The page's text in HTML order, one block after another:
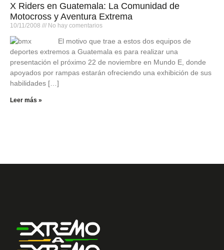
X Riders en Guatemala: La Comunidad de
Motocross y Aventura Extrema
10/11/2008 No hay comentarios
El motivo que trae a estos dos equipos de
deportes extremos a Guatemala es para realizar una
presentación el próximo 22 de noviembre en Mundo E, donde
apoyados por rampas estarán ofreciendo una exhibición de sus
habilidades […]
Leer más »